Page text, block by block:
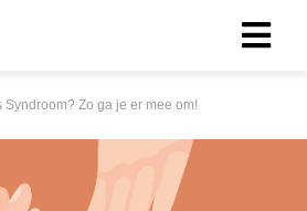
Syndroom? Zo ga je er mee om!